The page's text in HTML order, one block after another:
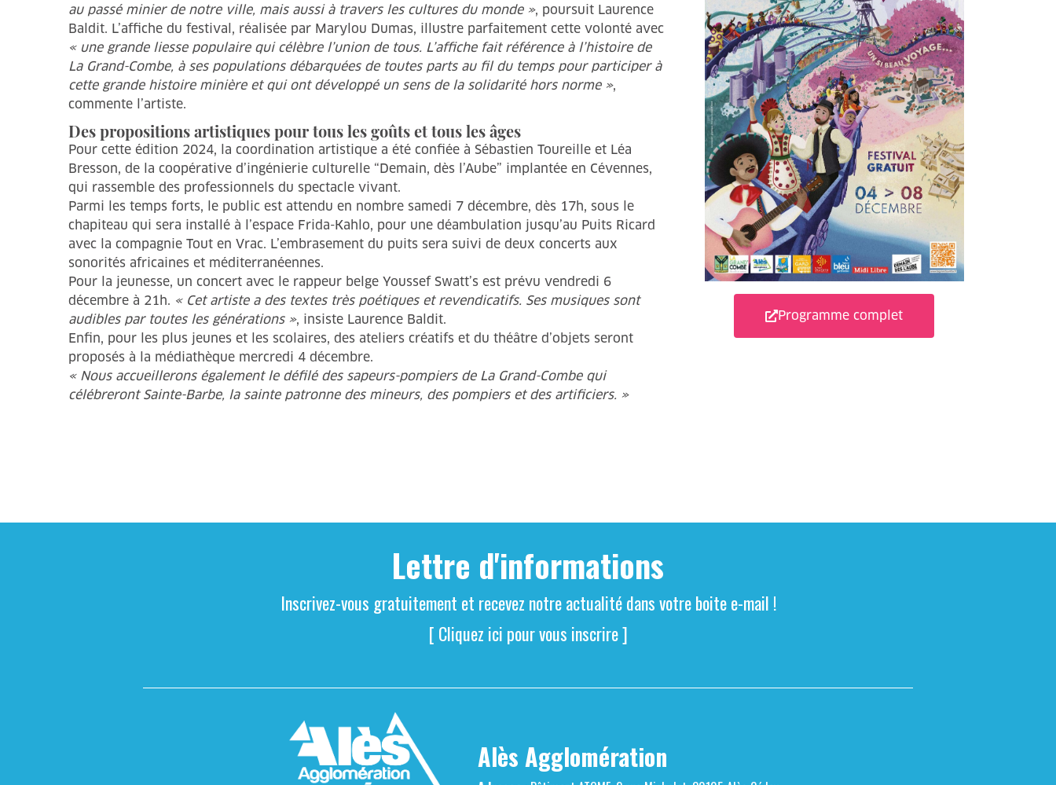
au passé minier de notre ville, mais aussi à travers les cultures du monde », poursuit Laurence
Baldit. L’affiche du festival, réalisée par Marylou Dumas, illustre parfaitement cette volonté avec
« une grande liesse populaire qui célèbre l’union de tous. L’affiche fait référence à l’histoire de
La Grand-Combe, à ses populations débarquées de toutes parts au fil du temps pour participer à
cette grande histoire minière et qui ont développé un sens de la solidarité hors norme »,
commente l’artiste.
Des propositions artistiques pour tous les goûts et tous les âges
Pour cette édition 2024, la coordination artistique a été confiée à Sébastien Toureille et Léa
Bresson, de la coopérative d’ingénierie culturelle “Demain, dès l’Aube” implantée en Cévennes,
qui rassemble des professionnels du spectacle vivant.
Parmi les temps forts, le public est attendu en nombre samedi 7 décembre, dès 17h, sous le
chapiteau qui sera installé à l’espace Frida-Kahlo, pour une déambulation jusqu’au Puits Ricard
avec la compagnie Tout en Vrac. L’embrasement du puits sera suivi de deux concerts aux
sonorités africaines et méditerranéennes.
Pour la jeunesse, un concert avec le rappeur belge Youssef Swatt’s est prévu vendredi 6
décembre à 21h. « Cet artiste a des textes très poétiques et revendicatifs. Ses musiques sont
audibles par toutes les générations », insiste Laurence Baldit.
Enfin, pour les plus jeunes et les scolaires, des ateliers créatifs et du théâtre d’objets seront
proposés à la médiathèque mercredi 4 décembre.
« Nous accueillerons également le défilé des sapeurs-pompiers de La Grand-Combe qui
célébreront Sainte-Barbe, la sainte patronne des mineurs, des pompiers et des artificiers. »
Programme complet
Lettre d'informations
Inscrivez-vous gratuitement et recevez notre actualité dans votre boite e-mail !
[ Cliquez ici pour vous inscrire ]
Alès Agglomération